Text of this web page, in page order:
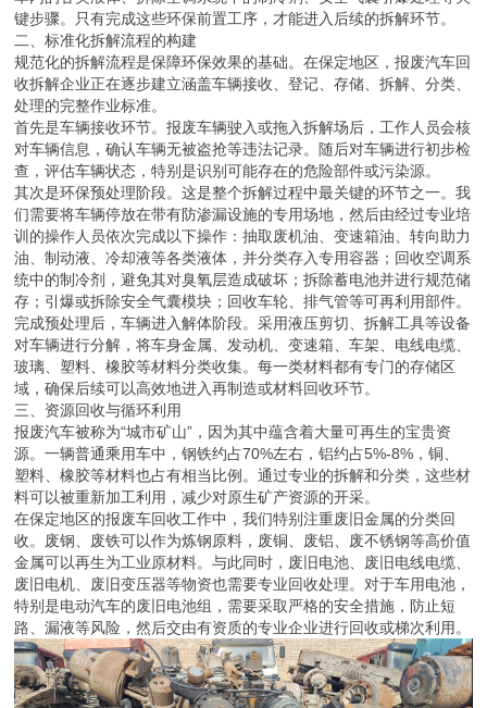
键步骤。只有完成这些环保前置工序，才能进入后续的拆解环节。
二、标准化拆解流程的构建
规范化的拆解流程是保障环保效果的基础。在保定地区，报废汽车回
收拆解企业正在逐步建立涵盖车辆接收、登记、存储、拆解、分类、
处理的完整作业标准。
首先是车辆接收环节。报废车辆驶入或拖入拆解场后，工作人员会核
对车辆信息，确认车辆无被盗抢等违法记录。随后对车辆进行初步检
查，评估车辆状态，特别是识别可能存在的危险部件或污染源。
其次是环保预处理阶段。这是整个拆解过程中最关键的环节之一。我
们需要将车辆停放在带有防渗漏设施的专用场地，然后由经过专业培
训的操作人员依次完成以下操作：抽取废机油、变速箱油、转向助力
油、制动液、冷却液等各类液体，并分类存入专用容器；回收空调系
统中的制冷剂，避免其对臭氧层造成破坏；拆除蓄电池并进行规范储
存；引爆或拆除安全气囊模块；回收车轮、排气管等可再利用部件。
完成预处理后，车辆进入解体阶段。采用液压剪切、拆解工具等设备
对车辆进行分解，将车身金属、发动机、变速箱、车架、电线电缆、
玻璃、塑料、橡胶等材料分类收集。每一类材料都有专门的存储区
域，确保后续可以高效地进入再制造或材料回收环节。
三、资源回收与循环利用
报废汽车被称为“城市矿山”，因为其中蕴含着大量可再生的宝贵资
源。一辆普通乘用车中，钢铁约占70%左右，铝约占5%-8%，铜、
塑料、橡胶等材料也占有相当比例。通过专业的拆解和分类，这些材
料可以被重新加工利用，减少对原生矿产资源的开采。
在保定地区的报废车回收工作中，我们特别注重废旧金属的分类回
收。废钢、废铁可以作为炼钢原料，废铜、废铝、废不锈钢等高价值
金属可以再生为工业原材料。与此同时，废旧电池、废旧电线电缆、
废旧电机、废旧变压器等物资也需要专业回收处理。对于车用电池，
特别是电动汽车的废旧电池组，需要采取严格的安全措施，防止短
路、漏液等风险，然后交由有资质的专业企业进行回收或梯次利用。